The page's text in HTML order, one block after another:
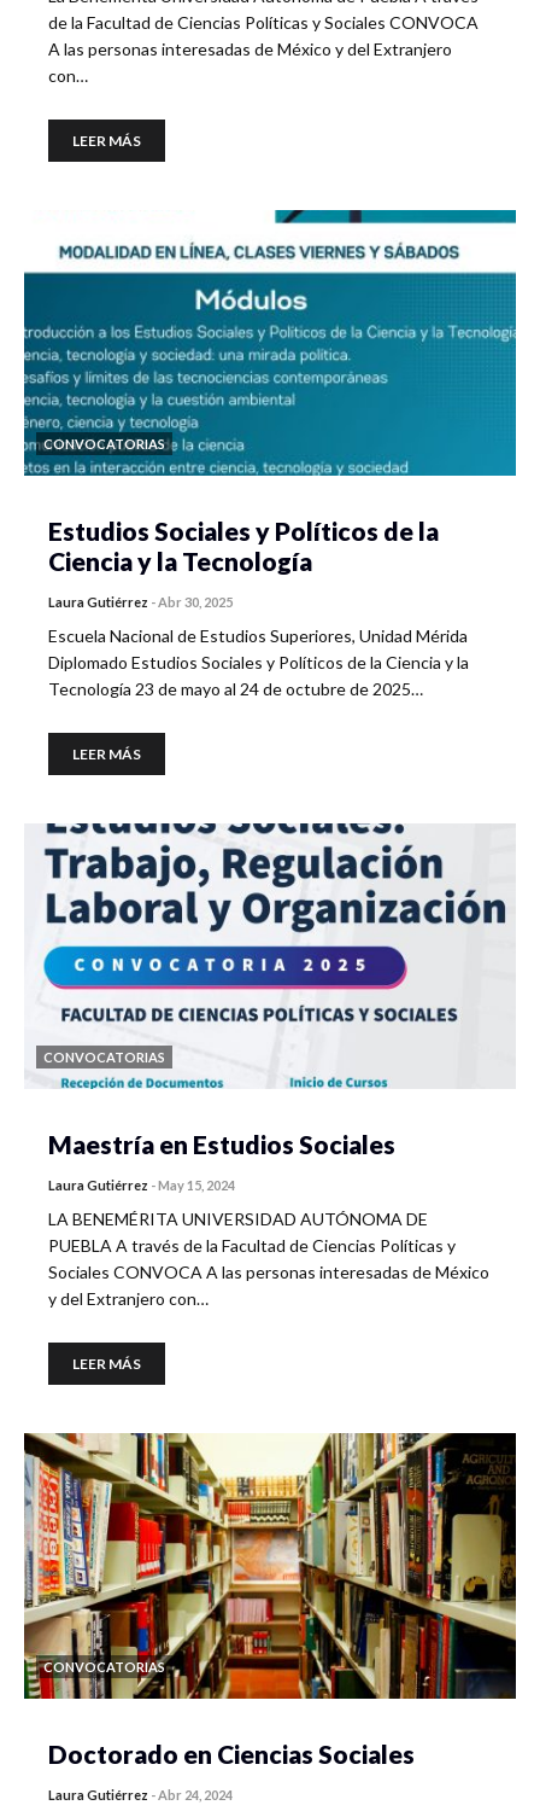
de la Facultad de Ciencias Políticas y Sociales CONVOCA
A las personas interesadas de México y del Extranjero
con…
LEER MÁS
CONVOCATORIAS
Estudios Sociales y Políticos de la
Ciencia y la Tecnología
Laura Gutiérrez -Abr 30, 2025
Escuela Nacional de Estudios Superiores, Unidad Mérida
Diplomado Estudios Sociales y Políticos de la Ciencia y la
Tecnología 23 de mayo al 24 de octubre de 2025…
LEER MÁS
CONVOCATORIAS
Maestría en Estudios Sociales
Laura Gutiérrez -May 15, 2024
LA BENEMÉRITA UNIVERSIDAD AUTÓNOMA DE
PUEBLA A través de la Facultad de Ciencias Políticas y
Sociales CONVOCA A las personas interesadas de México
y del Extranjero con…
LEER MÁS
CONVOCATORIAS
Doctorado en Ciencias Sociales
Laura Gutiérrez -Abr 24, 2024